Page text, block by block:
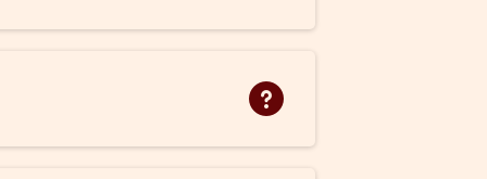
d'entreprise proposée par
module de formation.